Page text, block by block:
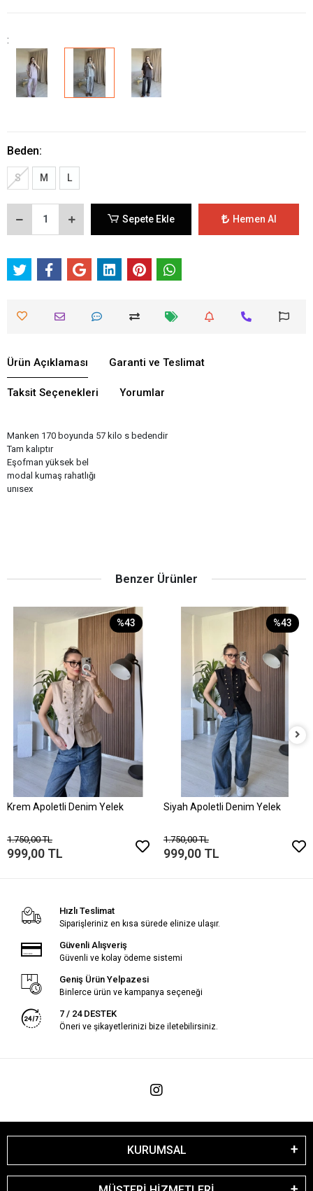
:
Beden:
S M L
Sepete Ekle Hemen Al
Ürün Açıklaması Garanti ve Teslimat
Taksit Seçenekleri Yorumlar
Manken 170 boyunda 57 kilo s bedendir
Tam kalıptır
Eşofman yüksek bel
modal kumaş rahatlığı
unısex
Benzer Ürünler
%43
Krem Apoletli Denim Yelek
1.750,00 TL
999,00 TL
%43
Siyah Apoletli Denim Yelek
1.750,00 TL
999,00 TL
Hızlı Teslimat
Siparişleriniz en kısa sürede elinize ulaşır.
Güvenli Alışveriş
Güvenli ve kolay ödeme sistemi
Geniş Ürün Yelpazesi
Binlerce ürün ve kampanya seçeneği
7 / 24 DESTEK
Öneri ve şikayetlerinizi bize iletebilirsiniz.
KURUMSAL